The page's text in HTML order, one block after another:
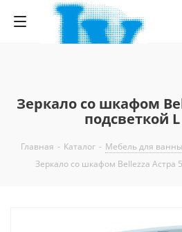
Зеркало со шкафом
подсветкой
Главная - Каталог - Мебель для
Зеркало со шкафом Bellezza Астра